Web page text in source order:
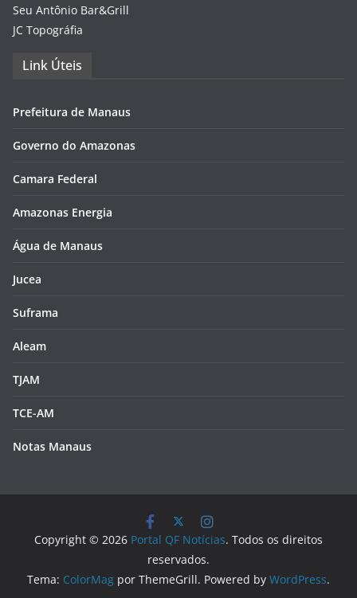
Seu Antônio Bar&Grill
JC Topográfia
Link Úteis
Prefeitura de Manaus
Governo do Amazonas
Camara Federal
Amazonas Energia
Água de Manaus
Jucea
Suframa
Aleam
TJAM
TCE-AM
Notas Manaus
Copyright © 2026 Portal QF Notícias. Todos os direitos
reservados.
Tema: ColorMag por ThemeGrill. Powered by WordPress.